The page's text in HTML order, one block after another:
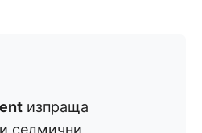
изпраща
седмични